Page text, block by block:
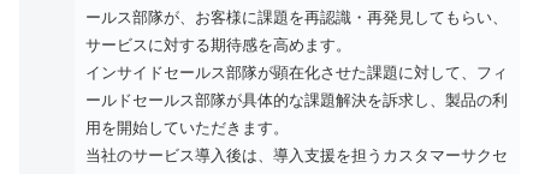
ールス部隊が、お客様に課題を再認識・再発見してもらい、
サービスに対する期待感を高めます。
インサイドセールス部隊が顕在化させた課題に対して、フィ
ールドセールス部隊が具体的な課題解決を訴求し、製品の利
用を開始していただきます。
当社のサービス導入後は、導入支援を担うカスタマーサクセ